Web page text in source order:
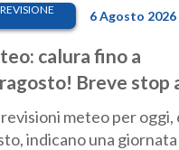
6 Agosto 2026
calura fino a
Breve stop
tra 7 e 9 agosto
meteo per oggi,
indicano una giornata